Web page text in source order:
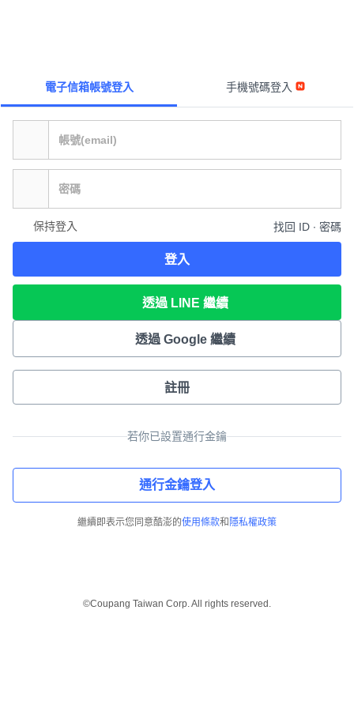
電子信箱帳號登入 手機號碼登入
保持登入 找回 ID ∙ 密碼
登入
透過 LINE 繼續
透過 Google 繼續
註冊
若你已設置通行金鑰
通行金鑰登入
繼續即表示您同意酷澎的使用條款和 隱私權政策
©Coupang Taiwan Corp. All rights reserved.